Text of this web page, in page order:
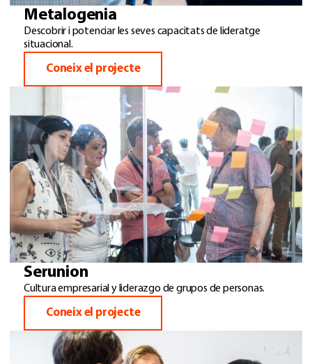
Metalogenia
Descobrir i potenciar les seves capacitats de lideratge
situacional.
Coneix el projecte
Serunion
Cultura empresarial y liderazgo de grupos de personas.
Coneix el projecte